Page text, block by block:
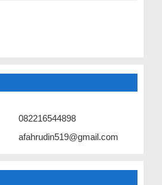
082216544898
afahrudin519@gmail.com